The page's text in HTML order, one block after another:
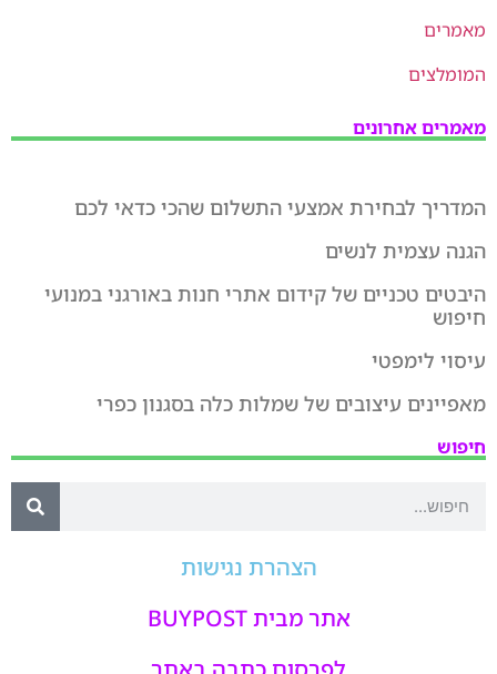
מאמרים
המומלצים
מאמרים אחרונים
המדריך לבחירת אמצעי התשלום שהכי כדאי לכם
הגנה עצמית לנשים
היבטים טכניים של קידום אתרי חנות באורגני במנועי
חיפוש
עיסוי לימפטי
מאפיינים עיצובים של שמלות כלה בסגנון כפרי
חיפוש
הצהרת נגישות
אתר מבית BUYPOST